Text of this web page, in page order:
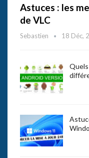
Astuces : les
de VLC
Sebastien 18 Déc,